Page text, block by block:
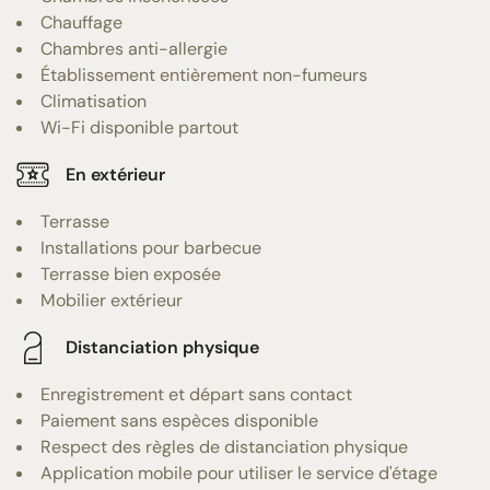
Chauffage
Chambres anti-allergie
Établissement entièrement non-fumeurs
Climatisation
Wi-Fi disponible partout
En extérieur
Terrasse
Installations pour barbecue
Terrasse bien exposée
Mobilier extérieur
Distanciation physique
Enregistrement et départ sans contact
Paiement sans espèces disponible
Respect des règles de distanciation physique
Application mobile pour utiliser le service d'étage